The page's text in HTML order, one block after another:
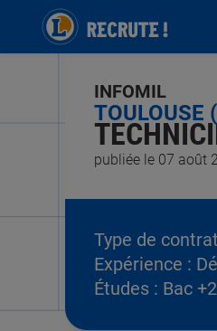
publiée le 07 août
TOULOUSE
INFOMIL
Type de
Expérience :
Études : Bac